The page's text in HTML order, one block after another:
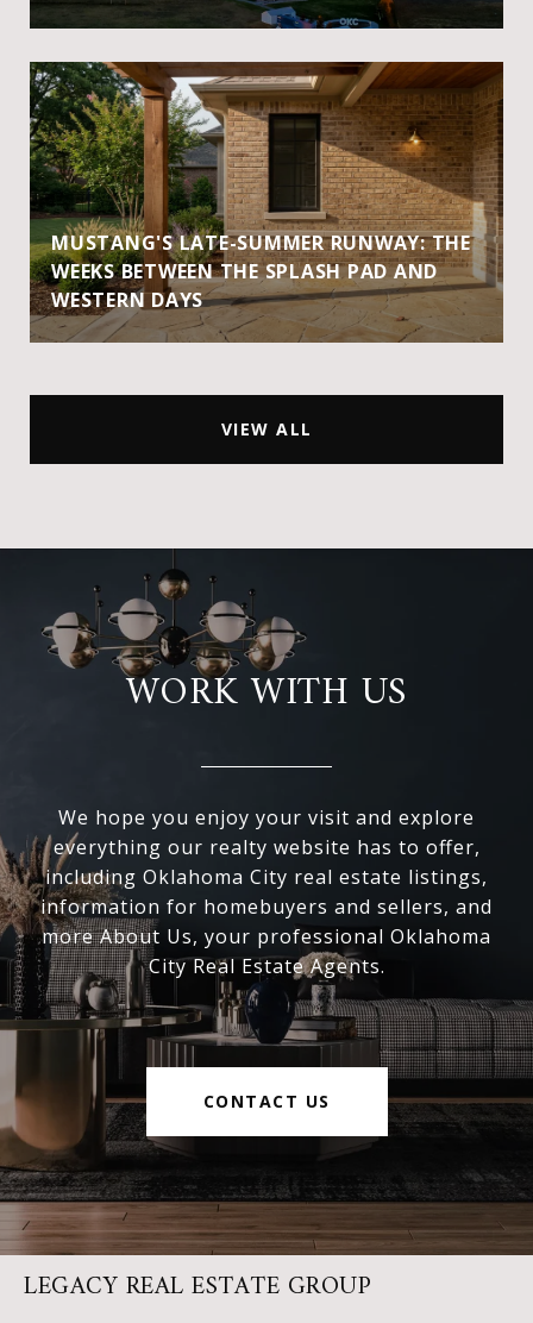
MUSTANG'S LATE-SUMMER RUNWAY: THE
WEEKS BETWEEN THE SPLASH PAD AND
WESTERN DAYS
VIEW ALL
WORK WITH US
We hope you enjoy your visit and explore
everything our realty website has to offer,
including Oklahoma City real estate listings,
information for homebuyers and sellers, and
more About Us, your professional Oklahoma
City Real Estate Agents.
CONTACT US
LEGACY REAL ESTATE GROUP